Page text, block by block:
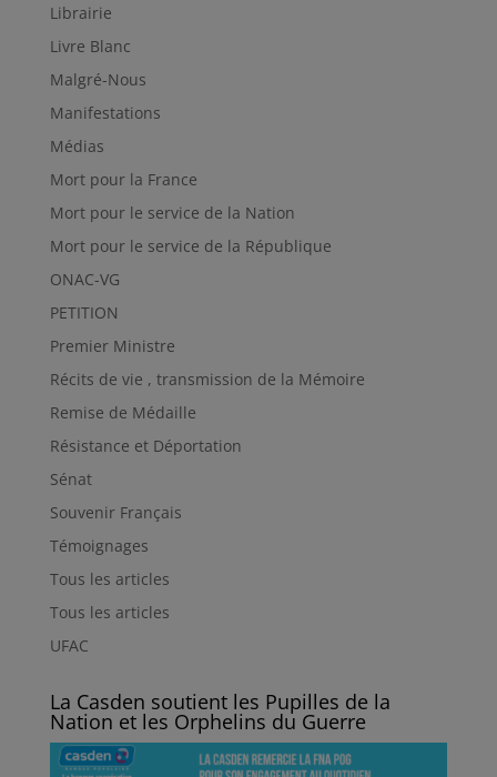
Librairie
Livre Blanc
Malgré-Nous
Manifestations
Médias
Mort pour la France
Mort pour le service de la Nation
Mort pour le service de la République
ONAC-VG
PETITION
Premier Ministre
Récits de vie , transmission de la Mémoire
Remise de Médaille
Résistance et Déportation
Sénat
Souvenir Français
Témoignages
Tous les articles
Tous les articles
UFAC
La Casden soutient les Pupilles de la
Nation et les Orphelins du Guerre